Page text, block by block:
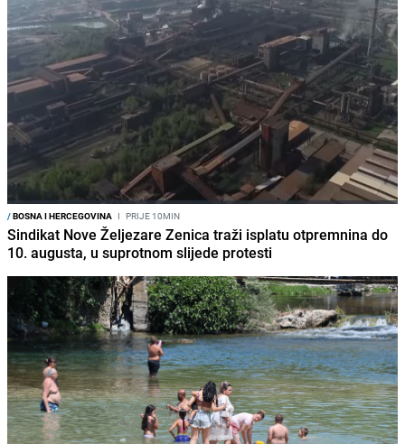
/BOSNA I HERCEGOVINA I PRIJE 10MIN
Sindikat Nove Željezare Zenica traži isplatu otpremnina do
10. augusta, u suprotnom slijede protesti